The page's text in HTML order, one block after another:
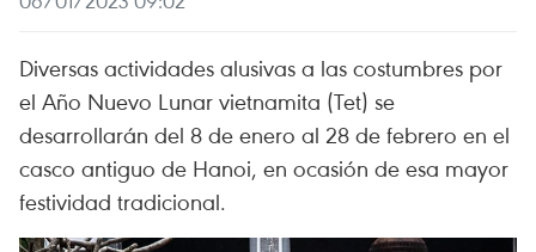
Diversas actividades alusivas a las costumbres por
el Año Nuevo Lunar vietnamita (Tet) se
desarrollarán del 8 de enero al 28 de febrero en el
casco antiguo de Hanoi, en ocasión de esa mayor
festividad tradicional.